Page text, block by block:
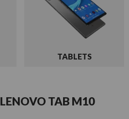
TABLETS
LENOVO TAB M10